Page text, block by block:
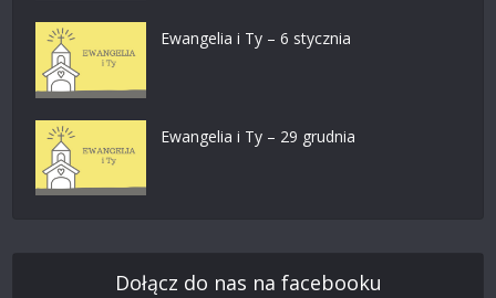
Ewangelia i Ty – 6 stycznia
Ewangelia i Ty – 29 grudnia
Dołącz do nas na facebooku